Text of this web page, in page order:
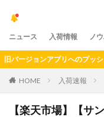
ニュース 入荷情報 ノ
ジョンアプリへのプッシュ通
HOME 入荷速報
【楽天市場】【サ